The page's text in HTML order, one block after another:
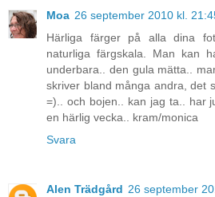
Moa 26 september 2010 kl.
Härliga färger på alla dina
naturliga färgskala. Man kan
underbara.. den gula mätta..
skriver bland många andra, det
=).. och bojen.. kan jag ta.. har
en härlig vecka.. kram/monica
Svara
Alen Trädgård 26 september